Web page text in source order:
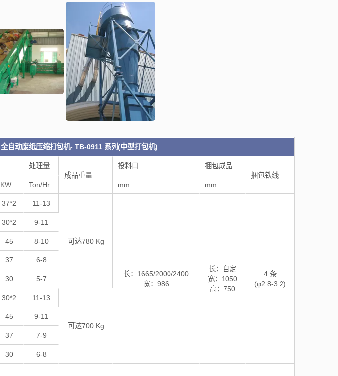
全自动废纸压缩打包机- TB-0911 系列(中型打包机)
处理量
成品重量
投料口
捆包成品
捆包铁线
KW Ton/Hr mm mm
37*2 11-13
可达780 Kg
长：1665/2000/2400
宽：986
长：自定
宽：1050
高：750
4 条
(φ2.8-3.2)
30*2 9-11
45 8-10
37 6-8
30 5-7
30*2 11-13
可达700 Kg
45 9-11
37 7-9
30 6-8